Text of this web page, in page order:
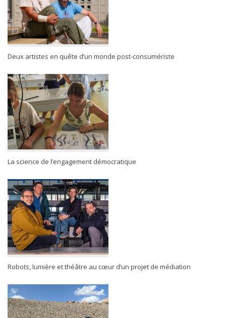
Deux artistes en quête d’un monde post-consumériste
La science de l’engagement démocratique
Robots, lumière et théâtre au cœur d’un projet de médiation